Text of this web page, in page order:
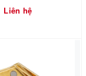
Liên hệ